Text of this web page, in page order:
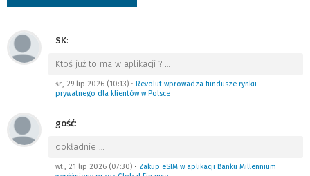
SK:
Ktoś już to ma w aplikacji ? …
śr., 29 lip 2026 (10:13) • Revolut wprowadza fundusze rynku
prywatnego dla klientów w Polsce
gość:
dokładnie …
wt., 21 lip 2026 (07:30) • Zakup eSIM w aplikacji Banku Millennium